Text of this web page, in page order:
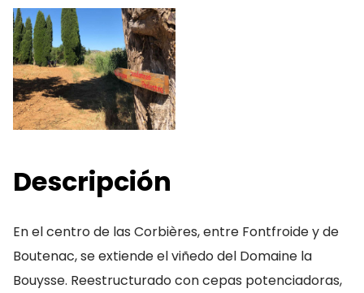
Descripción
En el centro de las Corbières, entre Fontfroide y de
Boutenac, se extiende el viñedo del Domaine la
Bouysse. Reestructurado con cepas potenciadoras,